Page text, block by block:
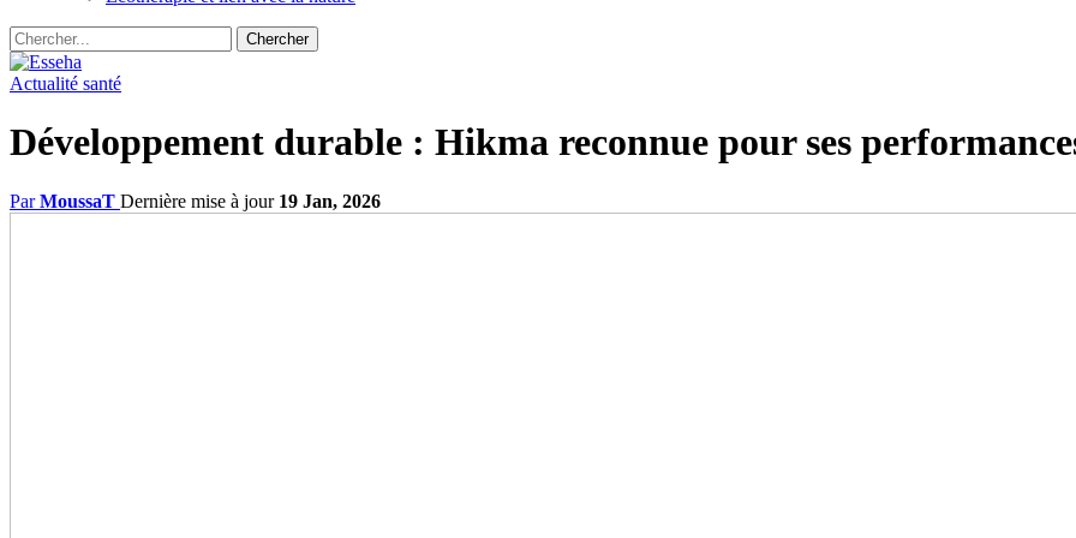
Actualité santé
Développement durable : Hikma reconnue pour ses
ParMoussaT Dernière mise à jour 19 Jan, 2026